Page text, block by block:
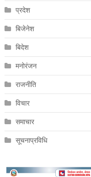
प्रदेश
बिजेनेश
बिदेश
मनोरंजन
राजनीति
विचार
समाचार
सूचनाप्रविधि